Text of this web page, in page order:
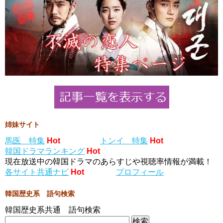
姉妹サイト
馬医 特集 Hot トンイ 特集 Hot
韓国ドラマランキング Hot
現在放送中の韓国ドラマのあらすじや視聴率情報が満載！
各サイト共通ナビ Hot プロフィール
韓国歴史系 語句検索
韓国歴史系共通 語句検索